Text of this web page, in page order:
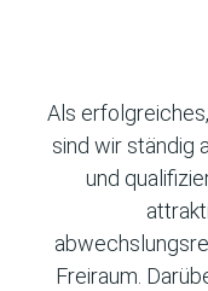
Als
sind wir ständig
und
Freiraum.